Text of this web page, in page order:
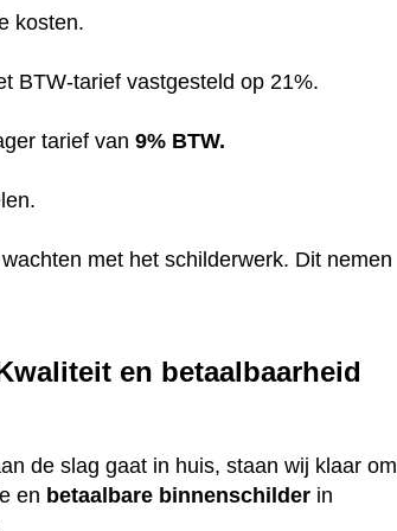
kosten.
BTW-tarief vastgesteld op 21%.
tarief van9% BTW.
met het schilderwerk. Dit nemen
en betaalbaarheid
de slag gaat in huis, staan wij klaar om
en betaalbare binnenschilder in